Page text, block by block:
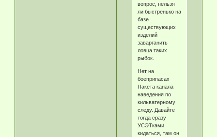
вопрос, нельзя
ли быстренько на
базе
существующих
изделий
заварганить
ловца таких
рыбок.
Нет на
боеприпасах
Пакета канала
наведения по
кильватерному
следу. Давайте
тогда сразу
УСЭТками
кидаться, там он